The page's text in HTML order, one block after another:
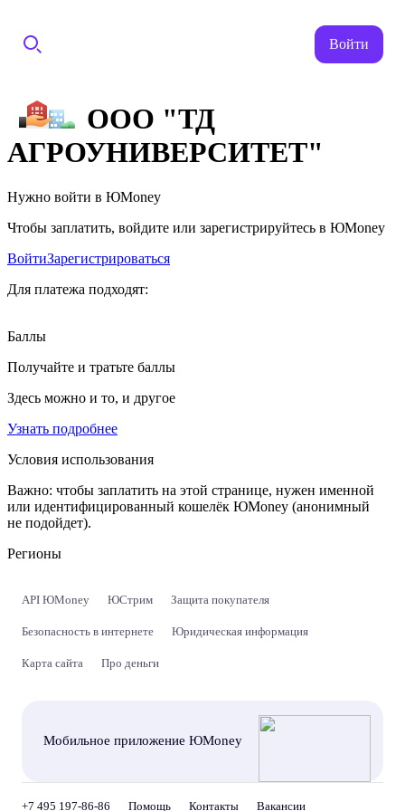
Войти
ООО "ТД
АГРОУНИВЕРСИТЕТ"
Нужно войти в ЮMoney
Чтобы заплатить, войдите или зарегистрируйтесь в ЮMoney
ВойтиЗарегистрироваться
Для платежа подходят:
Баллы
Получайте и тратьте баллы
Здесь можно и то, и другое
Узнать подробнее
Условия использования
Важно: чтобы заплатить на этой странице, нужен именной
или идентифицированный кошелёк ЮMoney (анонимный
не подойдет).
Регионы
API ЮMoney ЮСтрим Защита покупателя
Безопасность в интернете Юридическая информация
Карта сайта Про деньги
Мобильное приложение ЮMoney
+7 495 197-86-86 Помощь Контакты Вакансии